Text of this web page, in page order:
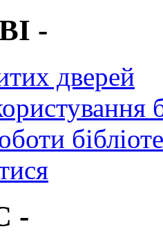
-
дверей
-